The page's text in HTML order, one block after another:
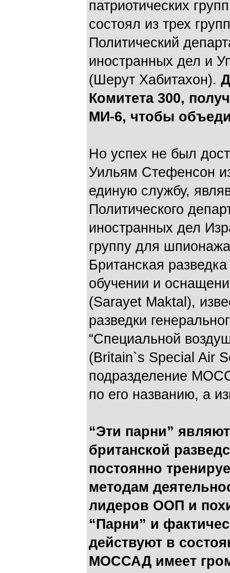
патриотических
состоял из трех
Политический
иностранных дел и
(Шерут Хабитахон).
Комитета 300,
МИ-6, чтобы
Но успех не был
Уильям Стефенсон
единую службу,
Политического
иностранных дел
группу для
Британская
обучении и
(Sarayet Maktal),
разведки
“Специальной
(Britain`s Special Air
подразделение
по его названию, а
“Эти парни”
британской
постоянно
методам
лидеров ООП и
“Парни” и
действуют в
МОССАД имеет